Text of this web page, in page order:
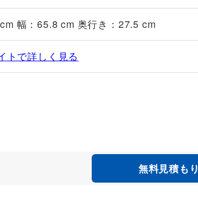
幅：65.8 cm 奥行き：27.5 cm
トで詳しく見る
無料見積もり